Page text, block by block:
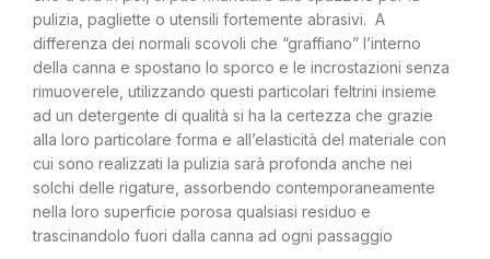
pulizia, pagliette o utensili fortemente abrasivi. A
differenza dei normali scovoli che “graffiano” l’interno
della canna e spostano lo sporco e le incrostazioni senza
rimuoverele, utilizzando questi particolari feltrini insieme
ad un detergente di qualità si ha la certezza che grazie
alla loro particolare forma e all’elasticità del materiale con
cui sono realizzati la pulizia sarà profonda anche nei
solchi delle rigature, assorbendo contemporaneamente
nella loro superficie porosa qualsiasi residuo e
trascinandolo fuori dalla canna ad ogni passaggio